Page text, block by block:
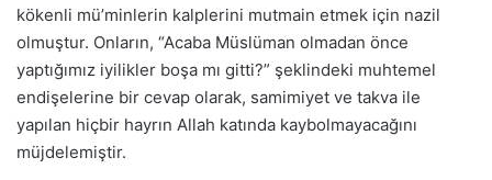
kökenli mü’minlerin kalplerini mutmain etmek için nazil
olmuştur. Onların, “Acaba Müslüman olmadan önce
yaptığımız iyilikler boşa mı gitti?” şeklindeki muhtemel
endişelerine bir cevap olarak, samimiyet ve takva ile
yapılan hiçbir hayrın Allah katında kaybolmayacağını
müjdelemiştir.